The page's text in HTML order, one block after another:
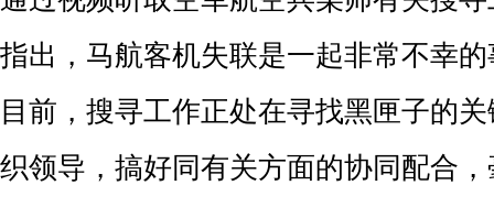
指出，马航客机失联是一起非常不幸
目前，搜寻工作正处在寻找黑匣子的
织领导，搞好同有关方面的协同配合